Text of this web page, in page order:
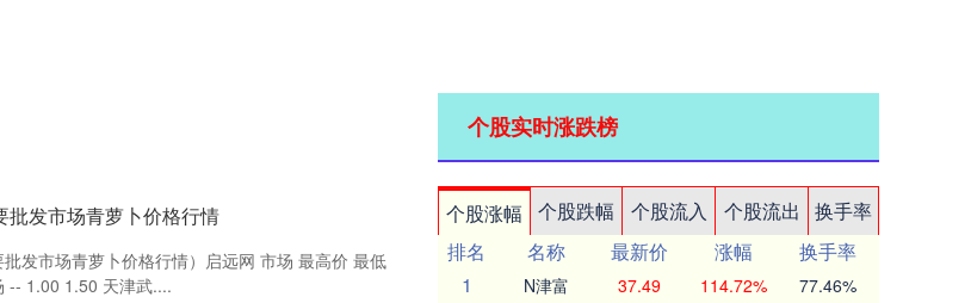
批发市场青萝卜价格行情
发市场青萝卜价格行情）启远网 市场 最高价 最低
-- 1.00 1.50 天津武....
个股实时涨跌榜
个股涨幅 个股跌幅 个股流入 个股流出
换手率
排名
名称 最新价 涨幅
换手率
1
N津富 37.49 114.72% 77.46%